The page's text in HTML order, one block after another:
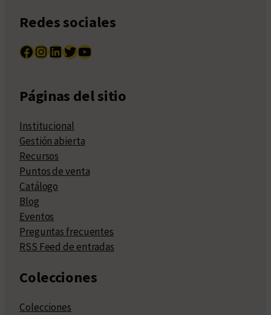
Redes sociales
Facebook InstagramLinkedIn Twitter YouTube
Páginas del sitio
Institucional
Gestión abierta
Recursos
Puntos de venta
Catálogo
Blog
Eventos
Preguntas frecuentes
RSS Feed de entradas
Colecciones
Colecciones